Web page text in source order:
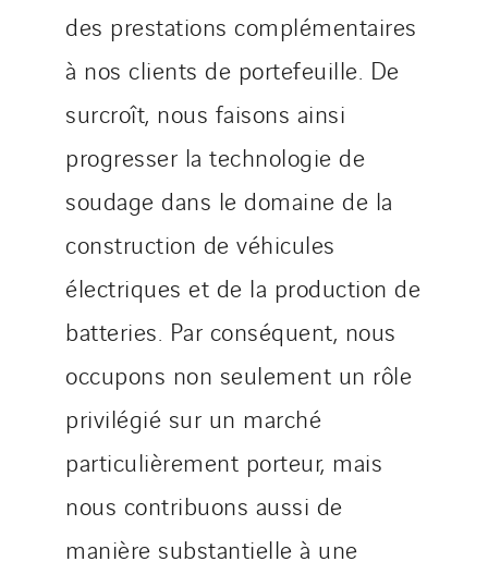
des prestations complémentaires
à nos clients de portefeuille. De
surcroît, nous faisons ainsi
progresser la technologie de
soudage dans le domaine de la
construction de véhicules
électriques et de la production de
batteries. Par conséquent, nous
occupons non seulement un rôle
privilégié sur un marché
particulièrement porteur, mais
nous contribuons aussi de
manière substantielle à une